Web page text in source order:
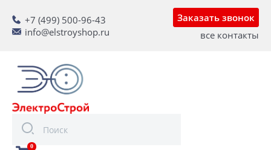
+7 (499) 500-96-43
info@elstroyshop.ru
Заказать звонок
все контакты
0